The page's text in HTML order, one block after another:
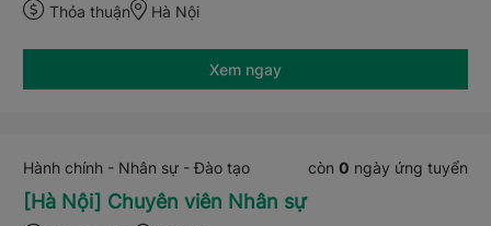
Thỏa thuận Hà Nội
Xem ngay
Hành chính - Nhân sự - Đào tạo còn 0 ngày ứng tuyển
[Hà Nội] Chuyên viên Nhân sự